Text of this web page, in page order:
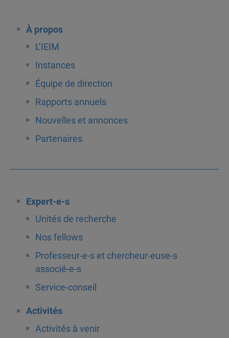
À propos
L’IEIM
Instances
Équipe de direction
Rapports annuels
Nouvelles et annonces
Partenaires
Expert-e-s
Unités de recherche
Nos fellows
Professeur-e-s et chercheur-euse-s
associé-e-s
Service-conseil
Activités
Activités à venir